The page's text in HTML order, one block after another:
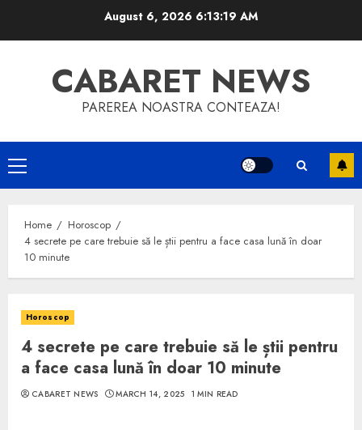
August 6, 2026 6:13:19 AM
CABARET NEWS
PAREREA NOASTRA CONTEAZA!
Primary
Menu
Home
Horoscop
4 secrete pe care trebuie să le știi pentru a face casa lună în doar
10 minute
Horoscop
4 secrete pe care trebuie să le știi pentru
a face casa lună în doar 10 minute
CABARET NEWS MARCH 14, 2025 1 MIN READ